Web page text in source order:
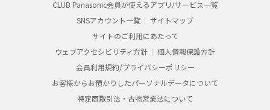
CLUB Panasonic会員が使えるアプリ/サービス一覧
SNSアカウント一覧
サイトマップ
サイトのご利用にあたって
ウェブアクセシビリティ方針
個人情報保護方針
会員利用規約/プライバシーポリシー
お客様からお預かりしたパーソナルデータについて
特定商取引法・古物営業法について